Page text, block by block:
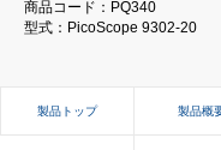
商品コード：PQ340
型式：PicoScope 9302-20
製品トップ 製品概